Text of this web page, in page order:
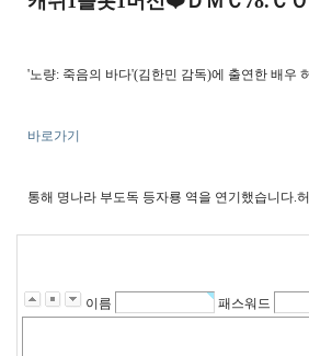
'노량: 죽음의 바다'(김한민 감독)에 출연한 배우
바로가기
통해 명나라 부도독 등자룡 역을 연기했습니다.
이름 패스워드